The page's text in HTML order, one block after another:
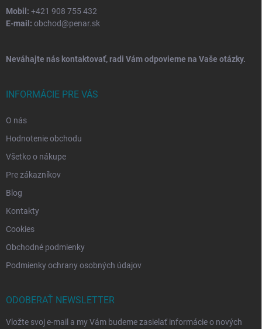
Mobil: +421 908 755 432
E-mail: obchod@penar.sk
Neváhajte nás kontaktovať, radi Vám odpovieme na Vaše otázky.
INFORMÁCIE PRE VÁS
O nás
Hodnotenie obchodu
Všetko o nákupe
Pre zákazníkov
Blog
Kontakty
Cookies
Obchodné podmienky
Podmienky ochrany osobných údajov
ODOBERAŤ NEWSLETTER
Vložte svoj e-mail a my Vám budeme zasielať informácie o nových